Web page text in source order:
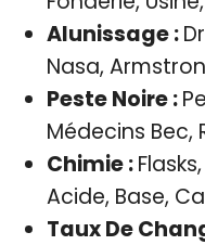
Alunissage :
Nasa,
Peste Noire :
Médecins Bec,
Chimie :
Acide, Base,
Taux De